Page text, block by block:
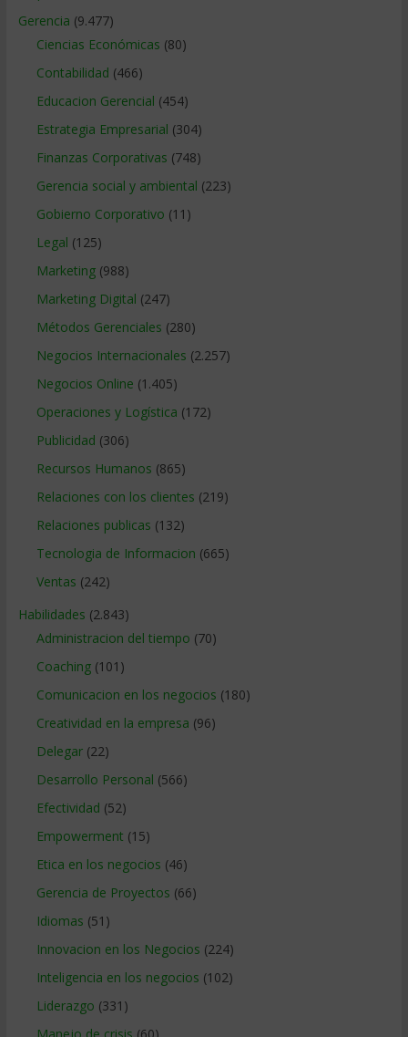
Gerencia (9.477)
Ciencias Económicas (80)
Contabilidad (466)
Educacion Gerencial (454)
Estrategia Empresarial (304)
Finanzas Corporativas (748)
Gerencia social y ambiental (223)
Gobierno Corporativo (11)
Legal (125)
Marketing(988)
Marketing Digital (247)
Métodos Gerenciales (280)
Negocios Internacionales (2.257)
Negocios Online (1.405)
Operaciones y Logística (172)
Publicidad (306)
Recursos Humanos (865)
Relaciones con los clientes (219)
Relaciones publicas (132)
Tecnologia de Informacion (665)
Ventas (242)
Habilidades (2.843)
Administracion del tiempo (70)
Coaching(101)
Comunicacion en los negocios (180)
Creatividad en la empresa (96)
Delegar(22)
Desarrollo Personal (566)
Efectividad (52)
Empowerment (15)
Etica en los negocios (46)
Gerencia de Proyectos (66)
Idiomas (51)
Innovacion en los Negocios (224)
Inteligencia en los negocios (102)
Liderazgo (331)